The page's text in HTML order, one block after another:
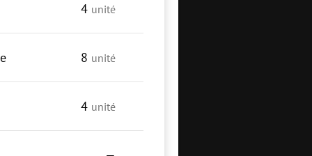
4 unité
8 unité
4 unité